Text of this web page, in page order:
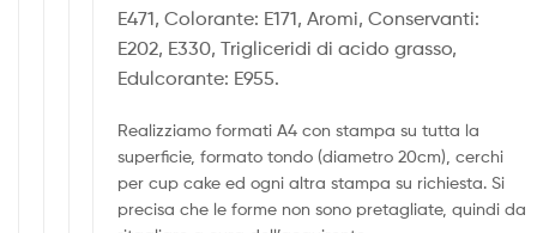
E471, Colorante: E171, Aromi, Conservanti:
E202, E330, Trigliceridi di acido grasso,
Edulcorante: E955.
Realizziamo formati A4 con stampa su tutta la
superficie, formato tondo (diametro 20cm), cerchi
per cup cake ed ogni altra stampa su richiesta. Si
precisa che le forme non sono pretagliate, quindi da